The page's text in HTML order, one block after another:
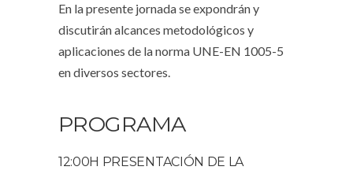
En la presente jornada se expondrán y
discutirán alcances metodológicos y
aplicaciones de la norma UNE-EN 1005-5
en diversos sectores.
PROGRAMA
12:00H PRESENTACIÓN DE LA